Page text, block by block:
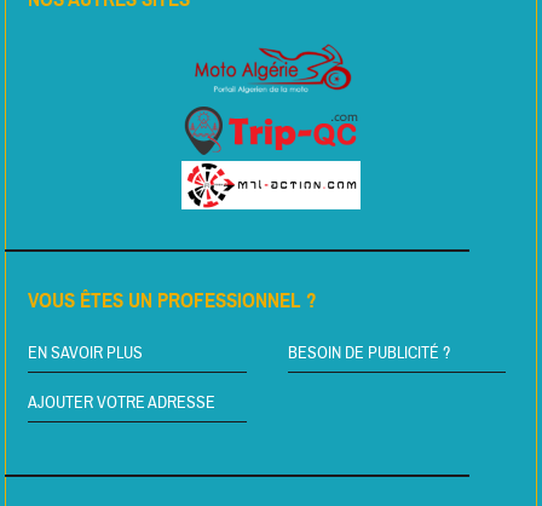
VOUS ÊTES UN PROFESSIONNEL ?
EN SAVOIR PLUS BESOIN DE PUBLICITÉ ?
AJOUTER VOTRE ADRESSE